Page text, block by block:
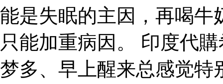
能是失眠的主因，再喝牛
只能加重病因。 印度代
梦多、早上醒来总感觉特